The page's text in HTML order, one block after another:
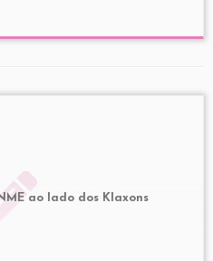
ao lado dos Klaxons